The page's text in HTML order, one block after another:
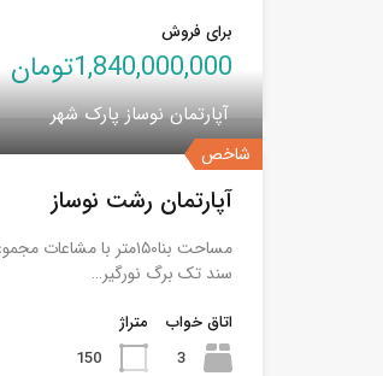
برای فروش
1,840,000,000تومان
شاخص
آپارتمان نوساز پارک شهر
آپارتمان رشت نوساز
سند تک برگ نورگیر…
اتاق خواب
3
متراژ
150